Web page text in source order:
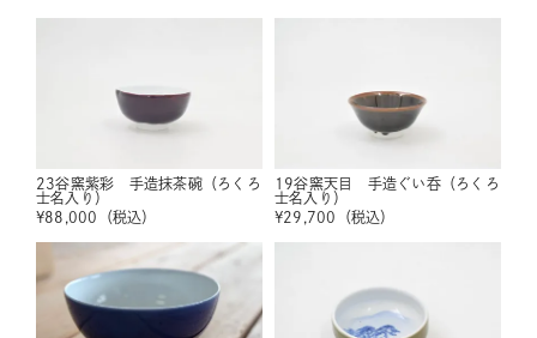
23谷窯紫彩 手造抹茶碗（ろくろ
士名入り）
¥88,000 （税込）
19谷窯天目 手造ぐい呑（ろくろ
士名入り）
¥29,700 （税込）